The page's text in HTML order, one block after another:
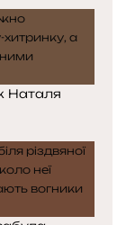
Наталя